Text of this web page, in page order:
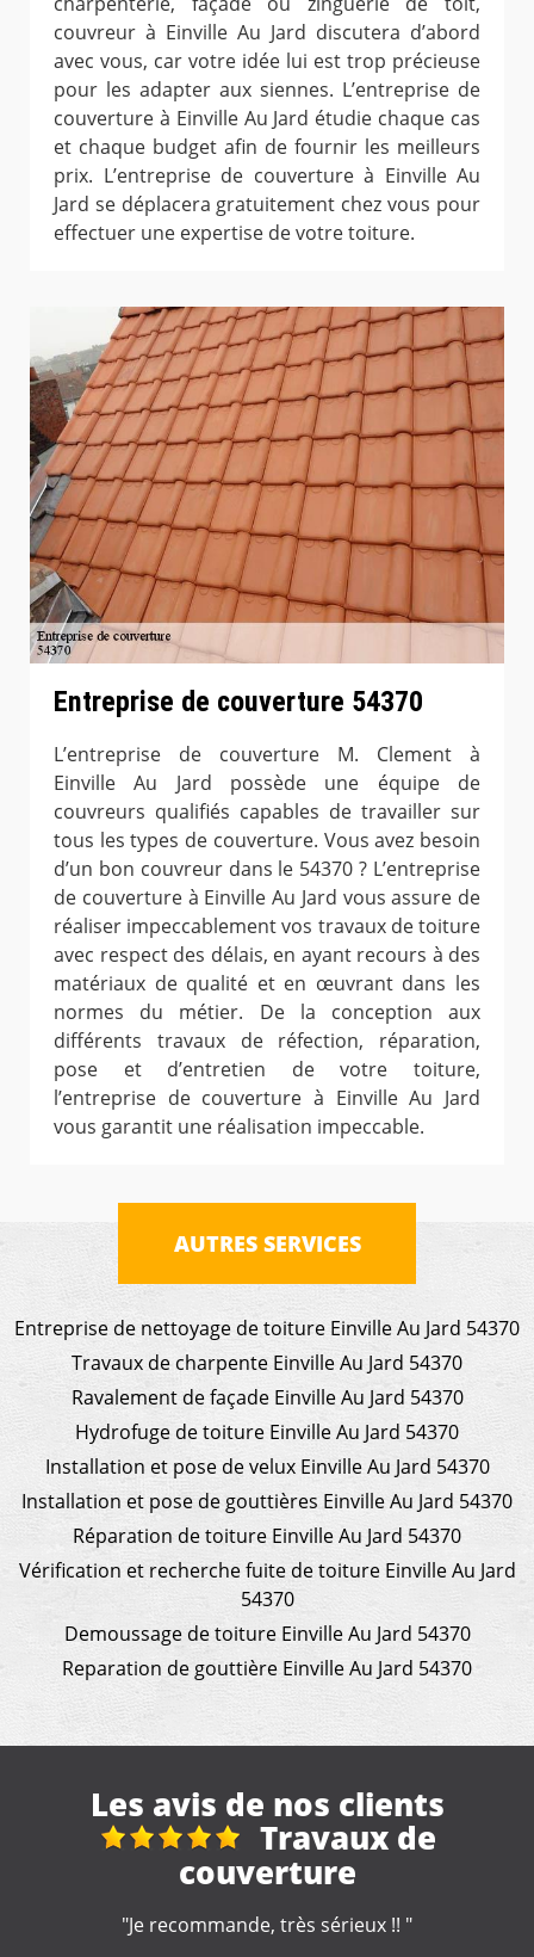
couvreur à Einville Au Jard discutera d’abord
avec vous, car votre idée lui est trop précieuse
pour les adapter aux siennes. L’entreprise de
couverture à Einville Au Jard étudie chaque cas
et chaque budget afin de fournir les meilleurs
prix. L’entreprise de couverture à Einville Au
Jard se déplacera gratuitement chez vous pour
effectuer une expertise de votre toiture.
Entreprise de couverture 54370
L’entreprise de couverture M. Clement à
Einville Au Jard possède une équipe de
couvreurs qualifiés capables de travailler sur
tous les types de couverture. Vous avez besoin
d’un bon couvreur dans le 54370 ? L’entreprise
de couverture à Einville Au Jard vous assure de
réaliser impeccablement vos travaux de toiture
avec respect des délais, en ayant recours à des
matériaux de qualité et en œuvrant dans les
normes du métier. De la conception aux
différents travaux de réfection, réparation,
pose et d’entretien de votre toiture,
l’entreprise de couverture à Einville Au Jard
vous garantit une réalisation impeccable.
AUTRES SERVICES
Entreprise de nettoyage de toiture Einville Au Jard 54370
Travaux de charpente Einville Au Jard 54370
Ravalement de façade Einville Au Jard 54370
Hydrofuge de toiture Einville Au Jard 54370
Installation et pose de velux Einville Au Jard 54370
Installation et pose de gouttières Einville Au Jard 54370
Réparation de toiture Einville Au Jard 54370
Vérification et recherche fuite de toiture Einville Au Jard
54370
Demoussage de toiture Einville Au Jard 54370
Reparation de gouttière Einville Au Jard 54370
Les avis de nos clients
Super
"Très satisfait super travail et très bon
prix "